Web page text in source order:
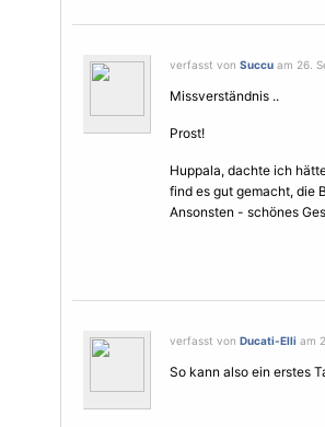
verfasst von Succu am 26.
Missverständnis ..
Prost!
Huppala, dachte ich
find es gut gemacht, die
Ansonsten - schönes
verfasst von Ducati-Elli am
So kann also ein erstes